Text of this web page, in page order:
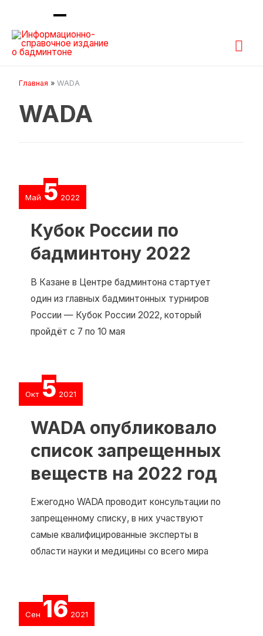
Главная WADA
WADA
Май 5 2022
Кубок России по
бадминтону 2022
В Казане в Центре бадминтона стартует
один из главных бадминтонных турниров
России — Кубок России 2022, который
пройдёт с 7 по 10 мая
Окт 5 2021
WADA опубликовало
список запрещенных
веществ на 2022 год
Ежегодно WADA проводит консультации по
запрещенному списку, в них участвуют
самые квалифицированные эксперты в
области науки и медицины со всего мира
Сен 16 2021